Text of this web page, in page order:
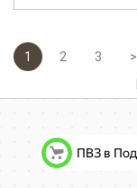
1 2 3 >